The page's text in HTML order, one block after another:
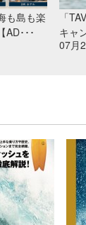
も島も楽
AD･･･
「
キャ
07月